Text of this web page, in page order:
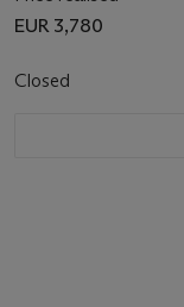
EUR 3,780
Closed